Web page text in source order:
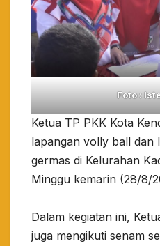
Foto :
Ketua TP PKK Kota
lapangan volly ball dan
germas di Kelurahan
Minggu kemarin (28/8/
Dalam kegiatan ini,
juga mengikuti senam